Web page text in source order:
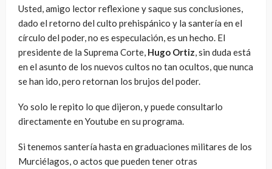
Usted, amigo lector reflexione y saque sus conclusiones,
dado el retorno del culto prehispánico y la santería en el
círculo del poder, no es especulación, es un hecho. El
presidente de la Suprema Corte, Hugo Ortiz, sin duda está
en el asunto de los nuevos cultos no tan ocultos, que nunca
se han ido, pero retornan los brujos del poder.
Yo solo le repito lo que dijeron, y puede consultarlo
directamente en Youtube en su programa.
Si tenemos santería hasta en graduaciones militares de los
Murciélagos, o actos que pueden tener otras